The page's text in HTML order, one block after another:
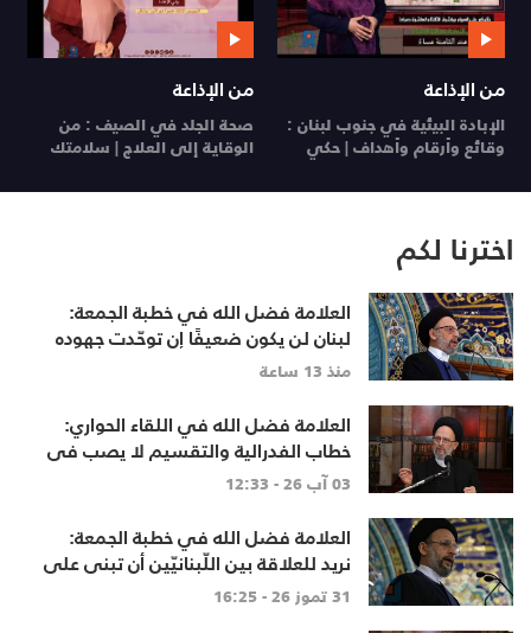
من الإذاعة
الإبادة البيئية في جنوب لبنان :
وقائع وأرقام وأهداف | حكي
مسؤول
من الإذاعة
صحة الجلد في الصيف : من
الوقاية إلى العلاج | سلامتك
اخترنا لكم
العلامة فضل الله في خطبة الجمعة:
لبنان لن يكون ضعيفًا إن توحّدت جهوده
وخرج الجميع من حساباتهم الخاصّة
منذ 13 ساعة
العلامة فضل الله في اللقاء الحواري:
خطاب الفدرالية والتقسيم لا يصب في
مصلحة أحد
03 آب 26 - 12:33
العلامة فضل الله في خطبة الجمعة:
نريد للعلاقة بين اللّبنانيّين أن تبنى على
الاحترام المتبادل، والانتماء الوطنيّ
الجامع
31 تموز 26 - 16:25